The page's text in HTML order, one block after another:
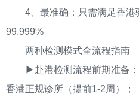
4、最准确：只需满足香港
99.999%
两种检测模式全流程指南
▶赴港检测流程前期准备：
香港正规诊所（提前1-2周）；